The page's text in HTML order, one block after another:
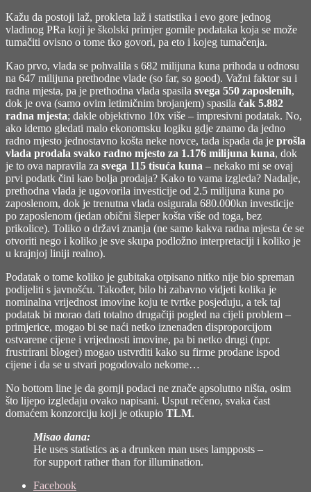
Kažu da postoji laž, prokleta laž i statistika i evo gore jednog
vladinog PRa koji je školski primjer gomile podataka koja se može
tumačiti ovisno o tome tko govori, pa eto i kojeg tumačenja.
Kao prvo, vlada se pohvalila s 682 milijuna kuna prihoda u odnosu
na 647 milijuna prethodne vlade (so far, so good). Važni faktor su i
radna mjesta, pa je prethodna vlada spasila svega 550 zaposlenih,
dok je ova (samo ovim letimičnim brojanjem) spasila čak 5.882
radna mjesta; dakle objektivno 10x više – impresivni podatak. No,
ako idemo gledati malo ekonomsku logiku gdje znamo da jedno
radno mjesto jednostavno košta neke novce, tada ispada da je prošla
vlada prodala svako radno mjesto za 1.176 milijuna kuna, dok
je to ova napravila za svega 115 tisuća kuna – nekako mi se ovaj
prvi podatk čini kao bolja prodaja? Kako to vama izgleda? Nadalje,
prethodna vlada je ugovorila investicije od 2.5 milijuna kuna po
zaposlenom, dok je trenutna vlada osigurala 680.000kn investicije
po zaposlenom (jedan obični šleper košta više od toga, bez
prikolice). Toliko o državi znanja (ne samo kakva radna mjesta će se
otvoriti nego i koliko je sve skupa podložno interpretaciji i koliko je
u krajnjoj liniji realno).
Podatak o tome koliko je gubitaka otpisano nitko nije bio spreman
podijeliti s javnošću. Također, bilo bi zabavno vidjeti kolika je
nominalna vrijednost imovine koju te tvrtke posjeduju, a tek taj
podatak bi morao dati totalno drugačiji pogled na cijeli problem –
primjerice, mogao bi se naći netko iznenađen disproporcijom
ostvarene cijene i vrijednosti imovine, pa bi netko drugi (npr.
frustrirani bloger) mogao ustvrditi kako su firme prodane ispod
cijene i da se u stvari pogodovalo nekome…
No bottom line je da gornji podaci ne znače apsolutno ništa, osim
što lijepo izgledaju ovako napisani. Usput rečeno, svaka čast
domaćem konzorciju koji je otkupio TLM.
Misao dana:
He uses statistics as a drunken man uses lampposts –
for support rather than for illumination.
Share
Facebook